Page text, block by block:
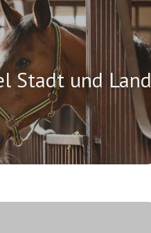
Stadt und Land